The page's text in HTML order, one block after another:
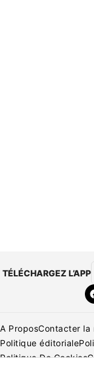
TÉLÉCHARGEZ L’APP
A ProposContacter la
Politique éditoriale
Politique De Cookies